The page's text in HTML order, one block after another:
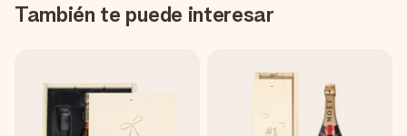
También te puede interesar